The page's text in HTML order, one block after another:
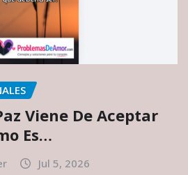
Viene De Aceptar
Es…
Jul 5, 2026